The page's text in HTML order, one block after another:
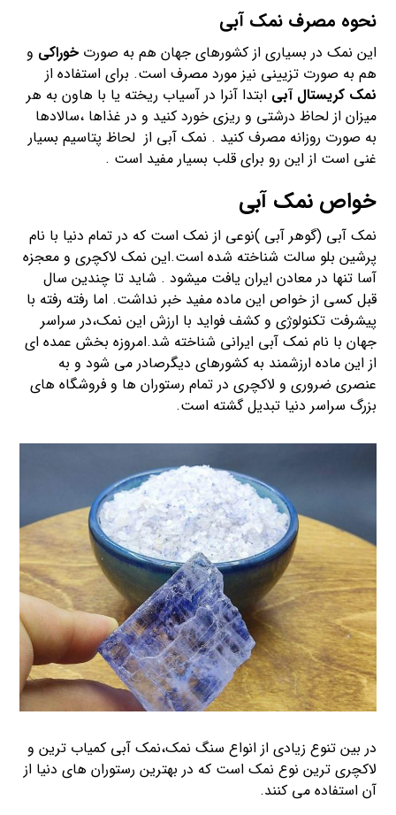
نحوه مصرفنمک آبی
این نمک در بسیاری از کشورهای جهان هم به صورتخوراکی و
هم به صورت تزیینی نیز مورد مصرف است. برای استفاده از
نمک کریستال آبی ابتدا آنرا در آسیاب ریخته یا با هاون به هر
میزان از لحاظ درشتی و ریزی خورد کنید و در غذاها ،سالادها
به صورت روزانه مصرف کنید . نمک آبی از لحاظ پتاسیم بسیار
غنی است از این رو برای قلب بسیار مفید است .
خواص نمک آبی
نمک آبی (گوهر آبی )نوعی از نمک است که در تمام دنیا با نام
پرشین بلو سالت شناخته شده است.این نمک لاکچری و معجزه
آسا تنها در معادن ایران یافت میشود . شاید تا چندین سال
قبل کسی از خواص این ماده مفید خبر نداشت. اما رفته رفته با
پیشرفت تکنولوژی و کشف فواید با ارزش این نمک،در سراسر
جهان با نام نمک آبی ایرانی شناخته شد.امروزه بخش عمده ای
از این ماده ارزشمند به کشورهای دیگرصادر می شود و به
عنصری ضروری و لاکچری در تمام رستوران ها و فروشگاه های
بزرگ سراسر دنیا تبدیل گشته است.
در بین تنوع زیادی از انواع سنگ نمک،نمک آبی کمیاب ترین و
لاکچری ترین نوع نمک است که در بهترین رستوران های دنیا از
آن استفاده می کنند.